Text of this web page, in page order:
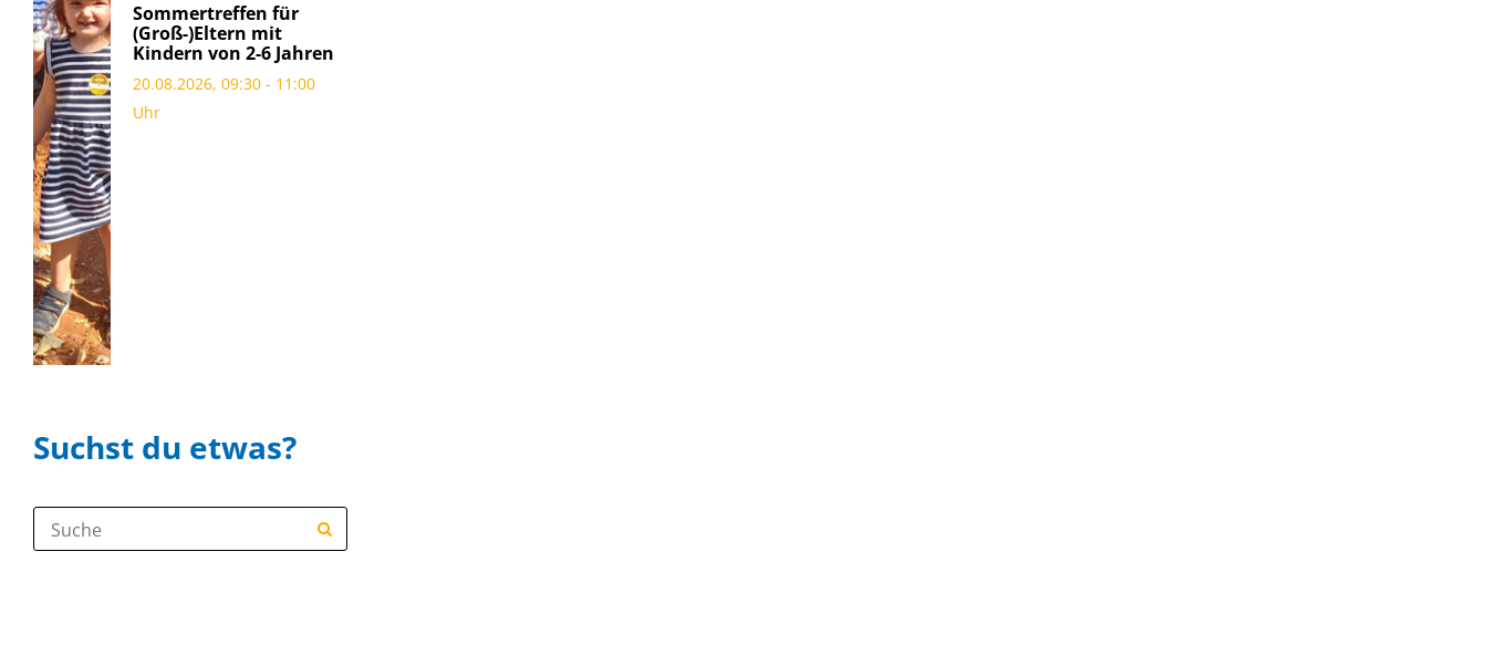
Sommertreffen für
(Groß-)Eltern mit
Kindern von 2-6 Jahren
20.08.2026, 09:30 - 11:00
Uhr
Suchst du etwas?
Suche: